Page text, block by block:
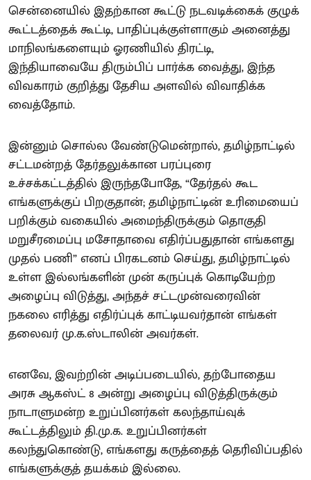
சென்னையில் இதற்கான கூட்டு நடவடிக்கைக் குழுக்
கூட்டத்தைக் கூட்டி, பாதிப்புக்குள்ளாகும் அனைத்து
மாநிலங்களையும் ஓரணியில் திரட்டி,
இந்தியாவையே திரும்பிப் பார்க்க வைத்து, இந்த
விவகாரம் குறித்து தேசிய அளவில் விவாதிக்க
வைத்தோம்.
இன்னும் சொல்ல வேண்டுமென்றால், தமிழ்நாட்டில்
சட்டமன்றத் தேர்தலுக்கான பரப்புரை
உச்சக்கட்டத்தில் இருந்தபோதே, “தேர்தல் கூட
எங்களுக்குப் பிறகுதான்; தமிழ்நாட்டின் உரிமையைப்
பறிக்கும் வகையில் அமைந்திருக்கும் தொகுதி
மறுசீரமைப்பு மசோதாவை எதிர்ப்பதுதான் எங்களது
முதல் பணி” எனப் பிரகடனம் செய்து, தமிழ்நாட்டில்
உள்ள இல்லங்களின் முன் கருப்புக் கொடியேற்ற
அழைப்பு விடுத்து, அந்தச் சட்டமுன்வரைவின்
நகலை எரித்து எதிர்ப்புக் காட்டியவர்தான் எங்கள்
தலைவர் மு.க.ஸ்டாலின் அவர்கள்.
எனவே, இவற்றின் அடிப்படையில், தற்போதைய
அரசு ஆகஸ்ட் 8 அன்று அழைப்பு விடுத்திருக்கும்
நாடாளுமன்ற உறுப்பினர்கள் கலந்தாய்வுக்
கூட்டத்திலும் தி.மு.க. உறுப்பினர்கள்
கலந்துகொண்டு, எங்களது கருத்தைத் தெரிவிப்பதில்
எங்களுக்குத் தயக்கம் இல்லை.